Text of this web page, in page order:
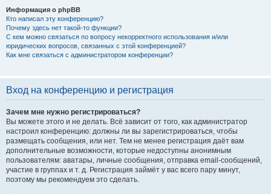
Информация о phpBB
Кто написал эту конференцию?
Почему здесь нет такой-то функции?
С кем можно связаться по вопросу некорректного использования и/или
юридических вопросов, связанных с этой конференцией?
Как мне связаться с администратором конференции?
Вход на конференцию и регистрация
Зачем мне нужно регистрироваться?
Вы можете этого и не делать. Всё зависит от того, как администратор
настроил конференцию: должны ли вы зарегистрироваться, чтобы
размещать сообщения, или нет. Тем не менее регистрация даёт вам
дополнительные возможности, которые недоступны анонимным
пользователям: аватары, личные сообщения, отправка email-сообщений,
участие в группах и т. д. Регистрация займёт у вас всего пару минут,
поэтому мы рекомендуем это сделать.